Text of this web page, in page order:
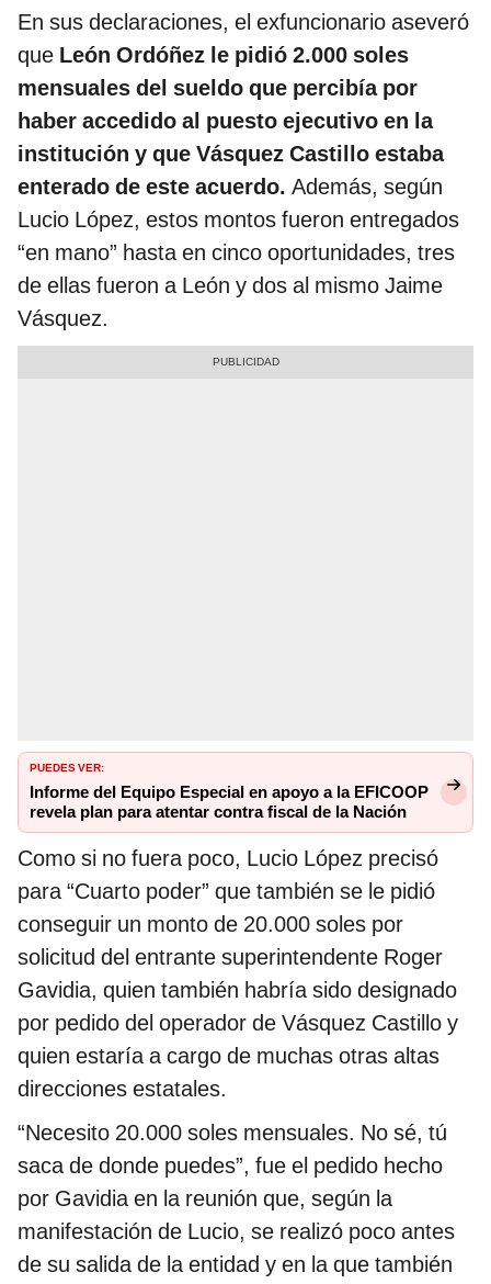
En sus declaraciones, el exfuncionario aseveró
que León Ordóñez le pidió 2.000 soles
mensuales del sueldo que percibía por
haber accedido al puesto ejecutivo en la
institución y que Vásquez Castillo estaba
enterado de este acuerdo. Además, según
Lucio López, estos montos fueron entregados
“en mano” hasta en cinco oportunidades, tres
de ellas fueron a León y dos al mismo Jaime
Vásquez.
PUEDES VER:
Informe del Equipo Especial en apoyo a la EFICOOP
revela plan para atentar contra fiscal de la Nación
Como si no fuera poco, Lucio López precisó
para “Cuarto poder” que también se le pidió
conseguir un monto de 20.000 soles por
solicitud del entrante superintendente Roger
Gavidia, quien también habría sido designado
por pedido del operador de Vásquez Castillo y
quien estaría a cargo de muchas otras altas
direcciones estatales.
“Necesito 20.000 soles mensuales. No sé, tú
saca de donde puedes”, fue el pedido hecho
por Gavidia en la reunión que, según la
manifestación de Lucio, se realizó poco antes
de su salida de la entidad y en la que también